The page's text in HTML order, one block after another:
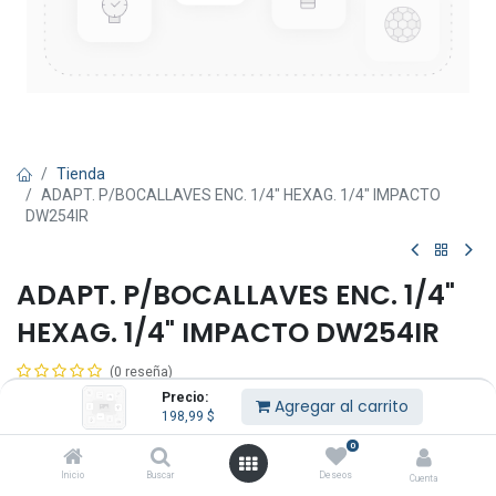
Precio:
198,99 $ Agregar al carrito
Inicio Buscar
0
Deseos Cuenta
Tienda
ADAPT. P/BOCALLAVES ENC. 1/4" HEXAG. 1/4" IMPACTO
DW254IR
ADAPT. P/BOCALLAVES ENC. 1/4"
HEXAG. 1/4" IMPACTO DW254IR
(0 reseña)
$ IVA Incluido